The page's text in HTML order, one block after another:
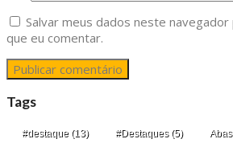
Salvar meus dados neste
que eu comentar.
Tags
#destaque (13) #Destaques(5)